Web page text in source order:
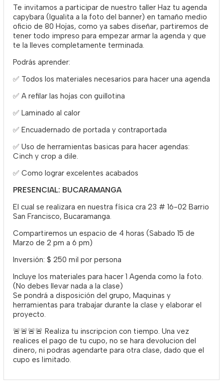
Te invitamos a participar de nuestro taller Haz tu agenda
capybara (Igualita a la foto del banner) en tamaño medio
oficio de 80 Hojas, como ya sabes diseñar, partiremos de
tener todo impreso para empezar armar la agenda y que
te la lleves completamente terminada.
Podrás aprender:
✅ Todos los materiales necesarios para hacer una agenda
✅ A refilar las hojas con guillotina
✅ Laminado al calor
✅ Encuadernado de portada y contraportada
✅ Uso de herramientas basicas para hacer agendas:
Cinch y crop a dile.
✅ Como lograr excelentes acabados
PRESENCIAL: BUCARAMANGA
El cual se realizara en nuestra física cra 23 # 16-02 Barrio
San Francisco, Bucaramanga.
Compartiremos un espacio de 4 horas (Sabado 15 de
Marzo de 2 pm a 6 pm)
Inversión: $ 250 mil por persona
Incluye los materiales para hacer 1 Agenda como la foto.
(No debes llevar nada a la clase)
Se pondrá a disposición del grupo, Maquinas y
herramientas para trabajar durante la clase y elaborar el
proyecto.
🚨🚨🚨🚨 Realiza tu inscripcion con tiempo. Una vez
realices el pago de tu cupo, no se hara devolucion del
dinero, ni podras agendarte para otra clase, dado que el
cupo es limitado.